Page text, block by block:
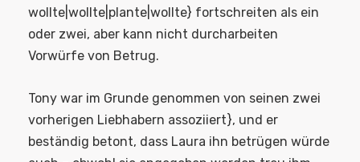
wollte|wollte|plante|wollte} fortschreiten als ein
oder zwei, aber kann nicht durcharbeiten
Vorwürfe von Betrug.
Tony war im Grunde genommen von seinen zwei
vorherigen Liebhabern assoziiert}, und er
beständig betont, dass Laura ihn betrügen würde